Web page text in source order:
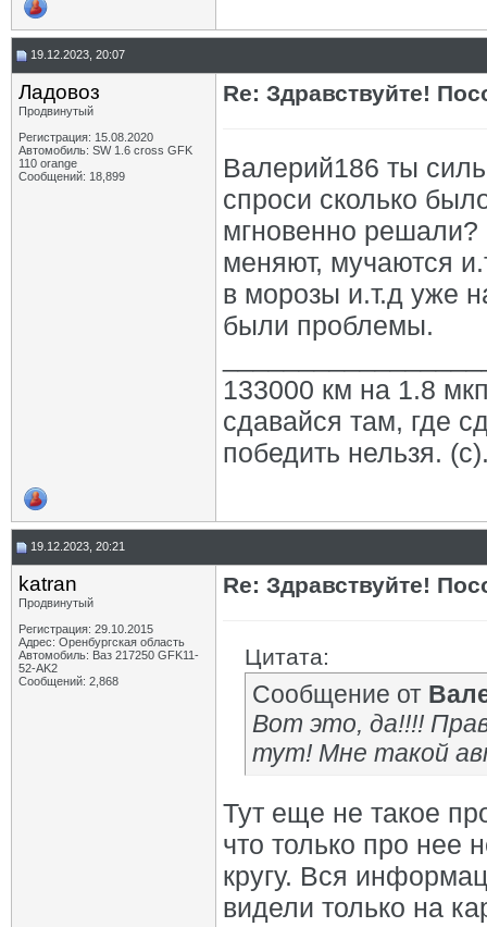
19.12.2023, 20:07
Ладовоз
Продвинутый
Регистрация: 15.08.2020
Автомобиль: SW 1.6 cross GFK
110 orange
Сообщений: 18,899
Re: Здравствуйте!
Валерий186 ты
спроси сколько
мгновенно решали?
меняют, мучаются
в морозы и.т.д уже
были проблемы.
133000 км на 1.8
сдавайся там, где
победить нельзя.
19.12.2023, 20:21
katran
Продвинутый
Регистрация: 29.10.2015
Адрес: Оренбургская область
Автомобиль: Ваз 217250 GFK11-
52-AK2
Сообщений: 2,868
Re: Здравствуйте!
Цитата:
Сообщение от
Вот это, да!!!!
тут! Мне такой
Тут еще не такое
что только про нее
кругу. Вся
видели только на